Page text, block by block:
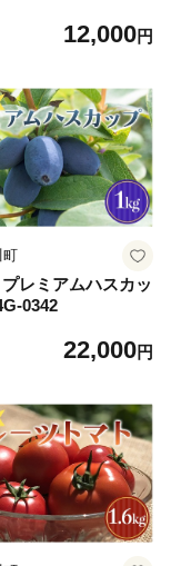
12,000円
町
レミアムハスカッ
0342
22,000円